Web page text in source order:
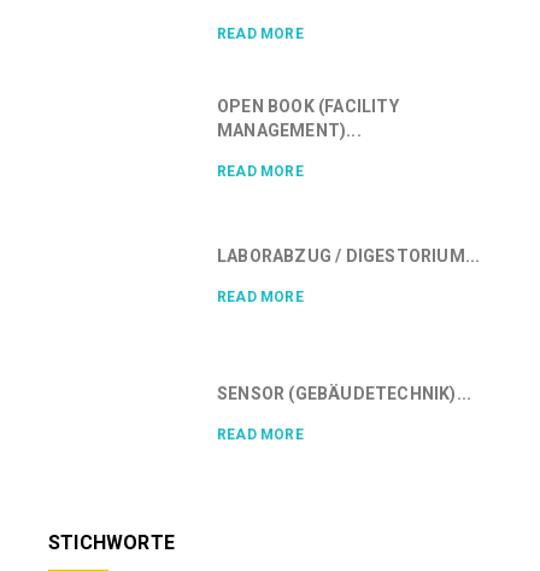
READ MORE
OPEN BOOK (FACILITY
MANAGEMENT)...
READ MORE
LABORABZUG / DIGESTORIUM...
READ MORE
SENSOR (GEBÄUDETECHNIK)...
READ MORE
STICHWORTE